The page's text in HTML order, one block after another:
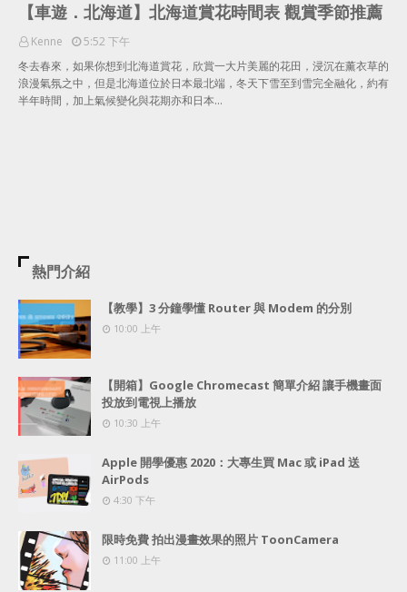
【車遊．北海道】北海道賞花時間表 觀賞季節推薦
Kenne
5:52 下午
冬去春來，如果你想到北海道賞花，欣賞一大片美麗的花田，浸沉在薰衣草的
浪漫氣氛之中，但是北海道位於日本最北端，冬天下雪至到雪完全融化，約有
半年時間，加上氣候變化與花期亦和日本…
熱門介紹
【教學】3 分鐘學懂 Router 與 Modem 的分別
10:00 上午
【開箱】Google Chromecast 簡單介紹 讓手機畫面
投放到電視上播放
10:30 上午
Apple 開學優惠 2020：大專生買 Mac 或 iPad 送
AirPods
4:30 下午
限時免費 拍出漫畫效果的照片 ToonCamera
11:00 上午